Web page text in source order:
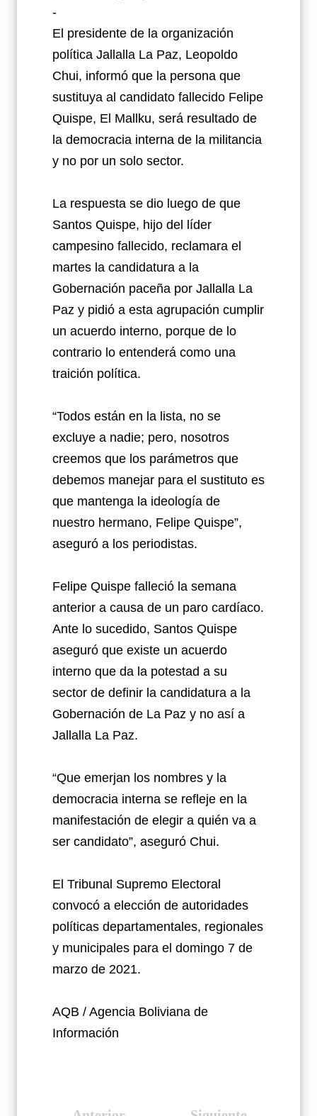
-
El presidente de la organización
política Jallalla La Paz, Leopoldo
Chui, informó que la persona que
sustituya al candidato fallecido Felipe
Quispe, El Mallku, será resultado de
la democracia interna de la militancia
y no por un solo sector.
La respuesta se dio luego de que
Santos Quispe, hijo del líder
campesino fallecido, reclamara el
martes la candidatura a la
Gobernación paceña por Jallalla La
Paz y pidió a esta agrupación cumplir
un acuerdo interno, porque de lo
contrario lo entenderá como una
traición política.
“Todos están en la lista, no se
excluye a nadie; pero, nosotros
creemos que los parámetros que
debemos manejar para el sustituto es
que mantenga la ideología de
nuestro hermano, Felipe Quispe”,
aseguró a los periodistas.
Felipe Quispe falleció la semana
anterior a causa de un paro cardíaco.
Ante lo sucedido, Santos Quispe
aseguró que existe un acuerdo
interno que da la potestad a su
sector de definir la candidatura a la
Gobernación de La Paz y no así a
Jallalla La Paz.
“Que emerjan los nombres y la
democracia interna se refleje en la
manifestación de elegir a quién va a
ser candidato”, aseguró Chui.
El Tribunal Supremo Electoral
convocó a elección de autoridades
políticas departamentales, regionales
y municipales para el domingo 7 de
marzo de 2021.
AQB / Agencia Boliviana de
Información